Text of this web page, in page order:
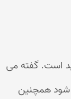
است. گفته می
شود همچنین